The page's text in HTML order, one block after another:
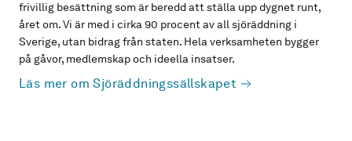
frivillig besättning som är beredd att ställa upp dygnet runt,
året om. Vi är med i cirka 90 procent av all sjöräddning i
Sverige, utan bidrag från staten. Hela verksamheten bygger
på gåvor, medlemskap och ideella insatser.
Läs mer om Sjöräddningssällskapet